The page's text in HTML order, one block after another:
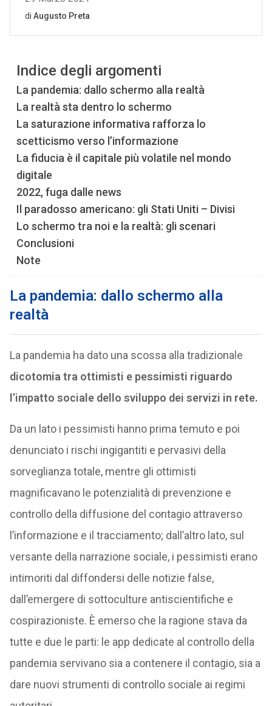
Indice degli argomenti
La pandemia: dallo schermo alla realtà
La realtà sta dentro lo schermo
La saturazione informativa rafforza lo
scetticismo verso l’informazione
La fiducia è il capitale più volatile nel mondo
digitale
2022, fuga dalle news
Il paradosso americano: gli Stati Uniti – Divisi
Lo schermo tra noi e la realtà: gli scenari
Conclusioni
Note
La pandemia: dallo schermo alla
realtà
La pandemia ha dato una scossa alla tradizionale
dicotomia tra ottimisti e pessimisti riguardo
l’impatto sociale dello sviluppo dei servizi in rete.
Da un lato i pessimisti hanno prima temuto e poi
denunciato i rischi ingigantiti e pervasivi della
sorveglianza totale, mentre gli ottimisti
magnificavano le potenzialità di prevenzione e
controllo della diffusione del contagio attraverso
l’informazione e il tracciamento; dall’altro lato, sul
versante della narrazione sociale, i pessimisti erano
intimoriti dal diffondersi delle notizie false,
dall’emergere di sottoculture antiscientifiche e
cospirazioniste. È emerso che la ragione stava da
tutte e due le parti: le app dedicate al controllo della
pandemia servivano sia a contenere il contagio, sia a
dare nuovi strumenti di controllo sociale ai regimi